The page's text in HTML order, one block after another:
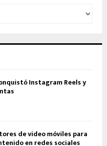
Instagram Reels y
de video móviles para
en redes sociales